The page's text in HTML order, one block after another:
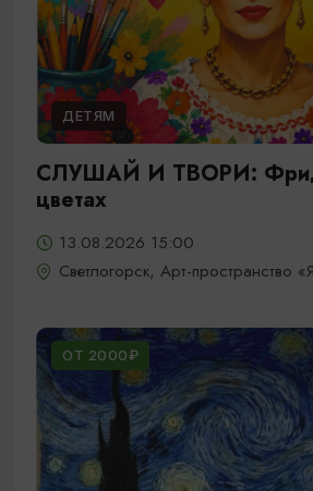
ДЕТЯМ
СЛУШАЙ И ТВОРИ:
цветах
13.08.2026 15:00
Светлогорск, Арт-пространство
ОТ 2000₽